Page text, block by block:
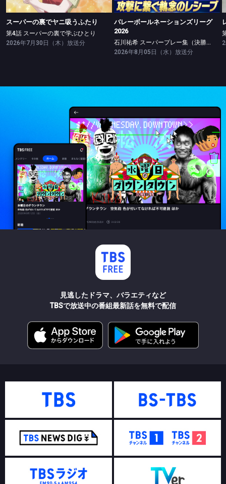
スーパーの裏でヤニ吸うふたり
第4話 スーパーの裏で学ぶひとり
2026年7月30日（木）放送分
バレーボールネーションズリーグ
2026
石川祐希 スーパープレー集（決勝ラウンド）
2026年8月05日（水）放送分
見逃したドラマ、バラエティなど
TBSで放送中の番組最新話を無料で配信